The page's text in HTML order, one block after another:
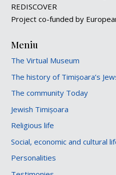
REDISCOVER
Project co-funded by
Meniu
The Virtual Museum
The history of Timișoara’s
The community Today
Jewish Timișoara
Religious life
Social, economic and cultural
Personalities